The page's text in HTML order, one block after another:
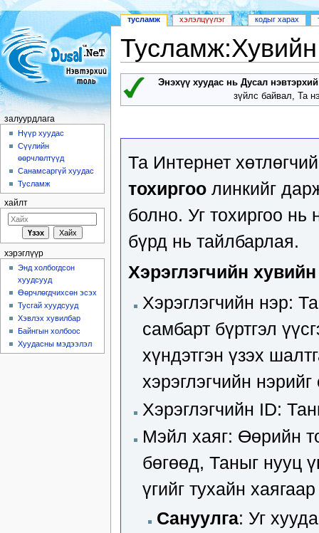
Тусламж:Хувийн
Энэхүү хуудас нь Дусал
зүйлс байвал, Та
Та Интернет
тохиргоолинкийг
болно. Уг тохиргоо нь
бүрд нь тайлбарлая.
Хэрэглэгчийн
Хэрэглэгчийн нэр:
самбарт бүртгэл
хүндэтгэн үзэх
хэрэглэгчийн
Хэрэглэгчийн ID:
Мэйл хаяг: Өөрийн
бөгөөд, Таныг нууц
үгийг тухайн
Сануулга: Уг
тусламж хэлэлцүүлэг кодыг харах
залуурдлага
Нүүр хуудас
Сүүлийн
өөрчлөлтүүд
Санамсаргүй хуудас
Тусламж
хайлт
хэрэглүүр
Энд холбогдсон
хуудсууд
Өөрчлөгдчихсөн эсэх
Тусгай хуудсууд
Хэвлэх хувилбар
Байнгын холбоос
Хуудасны мэдээлэл